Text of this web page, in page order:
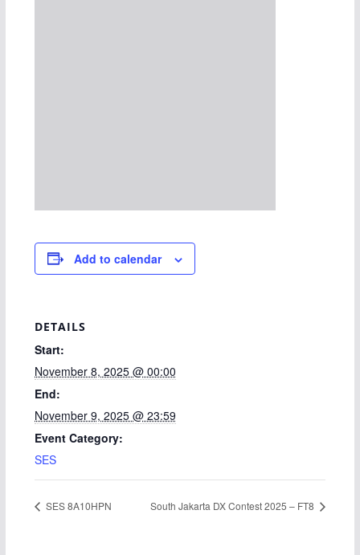
Add to calendar
DETAILS
Start:
November 8, 2025 @ 00:00
End:
November 9, 2025 @ 23:59
Event Category:
SES
SES 8A10HPN South Jakarta DX Contest 2025 – FT8